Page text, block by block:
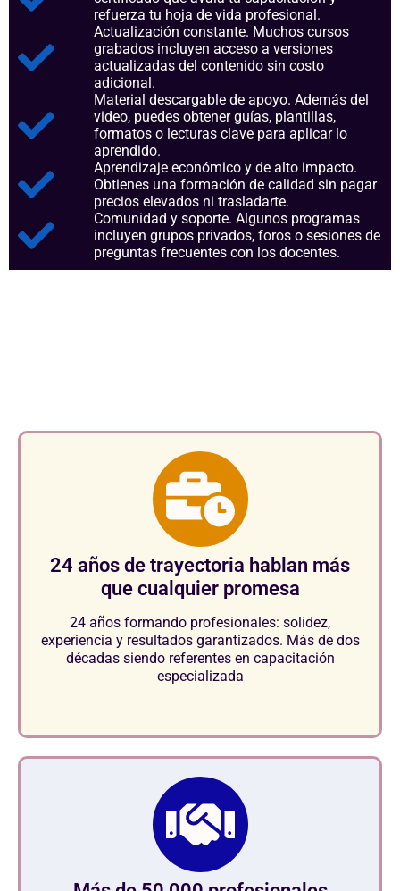
refuerza tu hoja de vida profesional.
Actualización constante. Muchos cursos
grabados incluyen acceso a versiones
actualizadas del contenido sin costo
adicional.
Material descargable de apoyo. Además del
video, puedes obtener guías, plantillas,
formatos o lecturas clave para aplicar lo
aprendido.
Aprendizaje económico y de alto impacto.
Obtienes una formación de calidad sin pagar
precios elevados ni trasladarte.
Comunidad y soporte. Algunos programas
incluyen grupos privados, foros o sesiones de
preguntas frecuentes con los docentes.
24 años de trayectoria hablan más
que cualquier promesa
24 años formando profesionales: solidez,
experiencia y resultados garantizados. Más de dos
décadas siendo referentes en capacitación
especializada